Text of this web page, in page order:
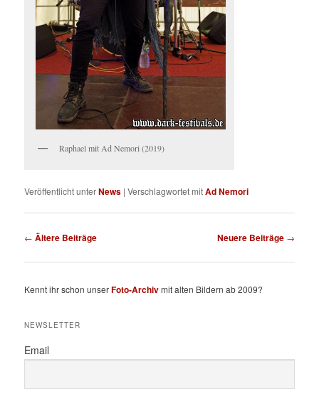
Raphael mit Ad Nemori (2019)
Veröffentlicht unterNews |Verschlagwortet mitAd Nemori
Beitragsnavigation
← Ältere Beiträge Neuere Beiträge →
Kennt ihr schon unserFoto-Archivmit alten Bildern ab 2009?
NEWSLETTER
Email